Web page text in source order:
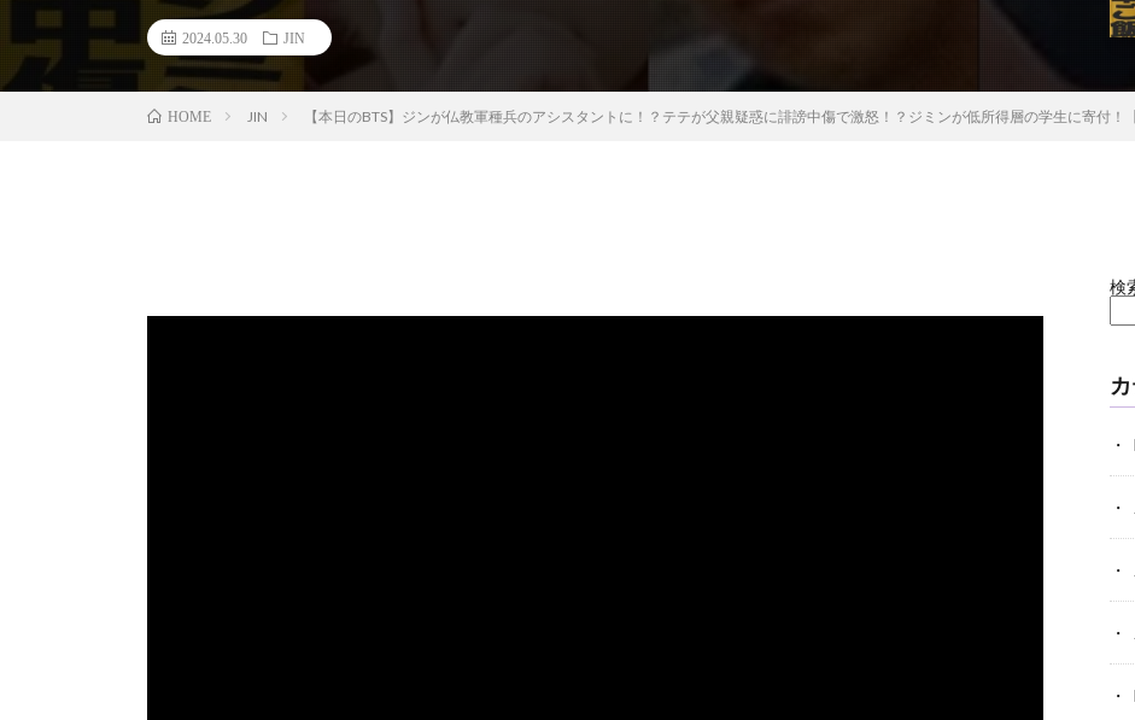
2024.05.30 JIN
HOME JIN 【本日のBTS】ジンが仏教軍種兵のアシスタントに！？テテが父親疑惑に誹謗中傷で激怒！？ジミンが低所得層の学生に寄付！
検